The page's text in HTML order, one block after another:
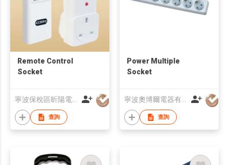
Remote Control
Socket
查詢
Power Multiple
Socket
查詢